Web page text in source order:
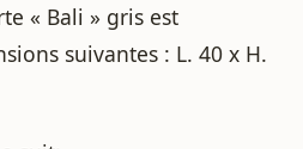
« Bali » gris est
suivantes : L. 40 x H.